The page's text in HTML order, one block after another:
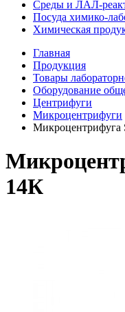
Среды и ЛАЛ-
Посуда химико-
Химическая
Главная
Продукция
Товары
Оборудование
Центрифуги
Микроцентрифуги
Микроцентрифуга
14К